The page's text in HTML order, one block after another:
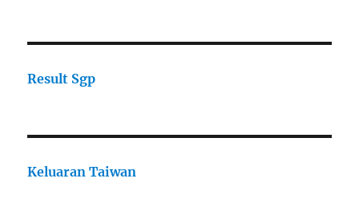
Result Sgp
Keluaran Taiwan